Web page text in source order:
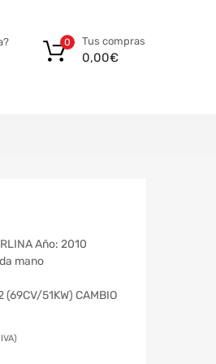
Tus compras
0,00€
0
Año: 2010
mano
(69CV/51KW) CAMBIO